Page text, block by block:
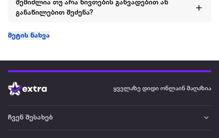
შემიძლია თუ არა ნივთების განვადებით ან
განაწილებით შეძენა?
მეტის ნახვა
ყველაზე დიდი ონლაინ მაღაზია
ჩვენ შესახებ